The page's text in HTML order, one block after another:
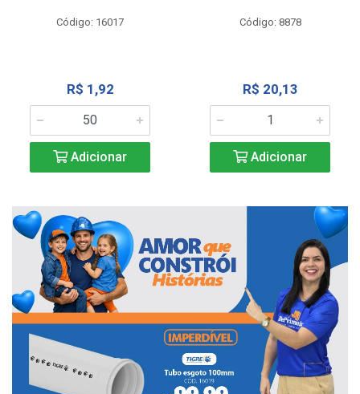
Código: 16017
R$ 1,92
Adicionar
Código: 8878
R$ 20,13
Adicionar